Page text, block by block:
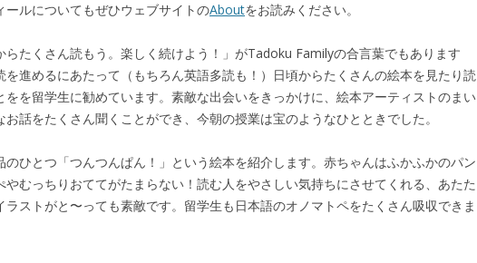
ールについてもぜひウェブサイトのAboutをお読みください。
らたくさん読もう。楽しく続けよう！」がTadoku Familyの合言葉でもあります
を進めるにあたって（もちろん英語多読も！）日頃からたくさんの絵本を見たり読
をを留学生に勧めています。素敵な出会いをきっかけに、絵本アーティストのまい
お話をたくさん聞くことができ、今朝の授業は宝のようなひとときでした。
のひとつ「つんつんぱん！」という絵本を紹介します。赤ちゃんはふかふかのパン
やむっちりおててがたまらない！読む人をやさしい気持ちにさせてくれる、あたた
ラストがと〜っても素敵です。留学生も日本語のオノマトペをたくさん吸収できま